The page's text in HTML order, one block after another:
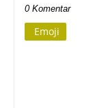
0 Komentar
Emoji